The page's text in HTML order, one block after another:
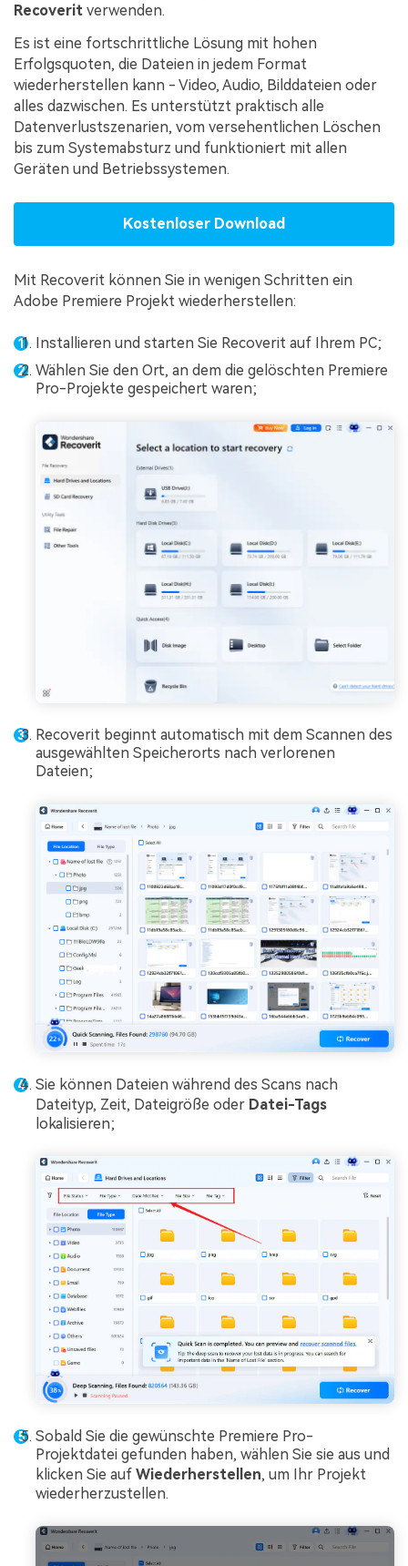
Recoverit verwenden.
Es ist eine fortschrittliche Lösung mit hohen
Erfolgsquoten, die Dateien in jedem Format
wiederherstellen kann - Video, Audio, Bilddateien oder
alles dazwischen. Es unterstützt praktisch alle
Datenverlustszenarien, vom versehentlichen Löschen
bis zum Systemabsturz und funktioniert mit allen
Geräten und Betriebssystemen.
Kostenloser Download
Mit Recoverit können Sie in wenigen Schritten ein
Adobe Premiere Projekt wiederherstellen:
Installieren und starten Sie Recoverit auf Ihrem PC;
Wählen Sie den Ort, an dem die gelöschten Premiere
Pro-Projekte gespeichert waren;
Recoverit beginnt automatisch mit dem Scannen des
ausgewählten Speicherorts nach verlorenen
Dateien;
Sie können Dateien während des Scans nach
Dateityp, Zeit, Dateigröße oder Datei-Tags
lokalisieren;
Sobald Sie die gewünschte Premiere Pro-
Projektdatei gefunden haben, wählen Sie sie aus und
klicken Sie auf Wiederherstellen, um Ihr Projekt
wiederherzustellen.